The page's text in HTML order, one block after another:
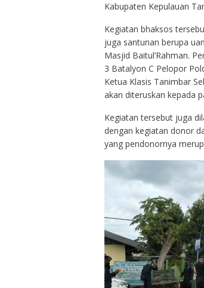
Kabupaten Kepulauan
Kegiatan bhaksos
juga santunan berupa
Masjid Baitul’Rahman.
3 Batalyon C Pelopor
Ketua Klasis Tanimbar
akan diteruskan kepada
Kegiatan tersebut juga
dengan kegiatan donor
yang pendonornya